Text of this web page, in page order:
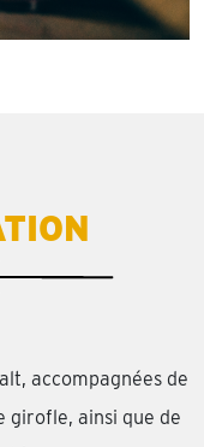
accompagnées de
girofle, ainsi que de